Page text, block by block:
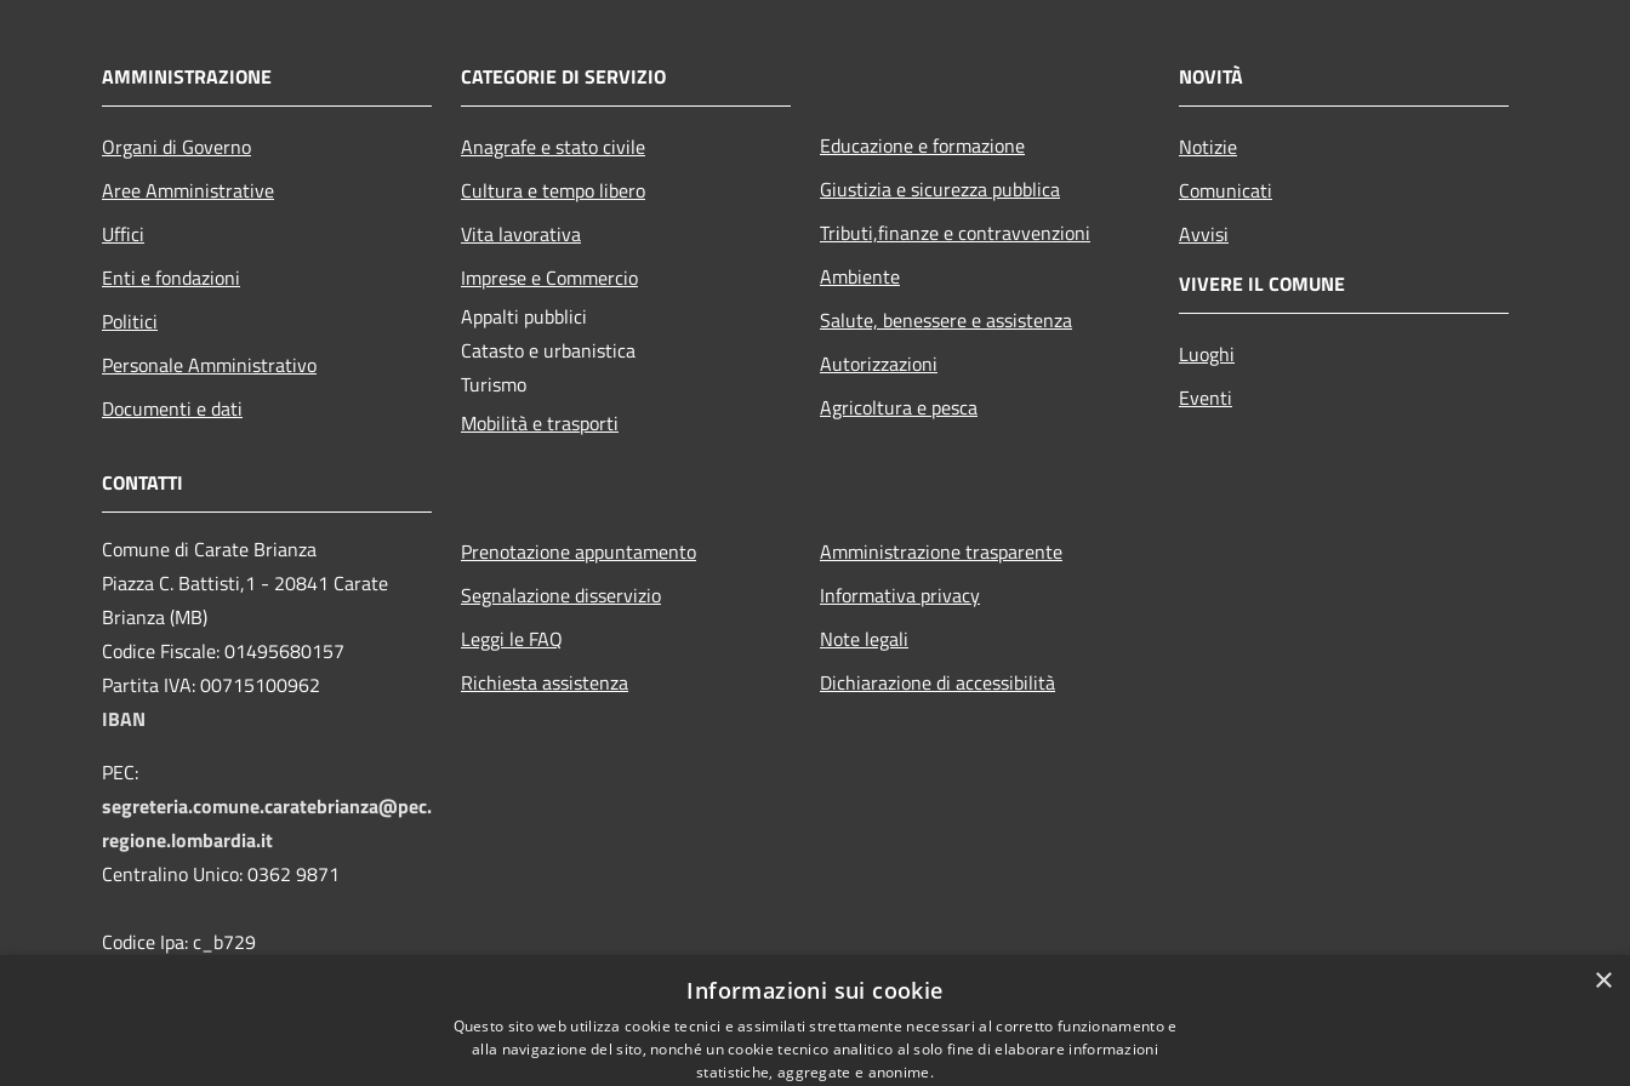
AMMINISTRAZIONE
Organi di Governo
Aree Amministrative
Uffici
Enti e fondazioni
Politici
Personale Amministrativo
Documenti e dati
CATEGORIE DI SERVIZIO
Anagrafe e stato civile
Cultura e tempo libero
Vita lavorativa
Imprese e Commercio
Appalti pubblici
Catasto e urbanistica
Turismo
Mobilità e trasporti
Educazione e formazione
Giustizia e sicurezza pubblica
Tributi,finanze e contravvenzioni
Ambiente
Salute, benessere e assistenza
Autorizzazioni
Agricoltura e pesca
NOVITÀ
Notizie
Comunicati
Avvisi
VIVERE IL COMUNE
Luoghi
Eventi
CONTATTI
Comune di Carate Brianza
Piazza C. Battisti,1 - 20841 Carate
Brianza (MB)
Codice Fiscale: 01495680157
Partita IVA: 00715100962
IBAN
PEC:
segreteria.comune.caratebrianza@pec.
regione.lombardia.it
Centralino Unico: 0362 9871
Codice Ipa: c_b729
Prenotazione appuntamento
Segnalazione disservizio
Leggi le FAQ
Richiesta assistenza
Amministrazione trasparente
Informativa privacy
Note legali
Dichiarazione di accessibilità
×
Informazioni sui cookie
Questo sito web utilizza cookie tecnici e assimilati strettamente necessari al corretto funzionamento e
alla navigazione del sito, nonché un cookie tecnico analitico al solo fine di elaborare informazioni
statistiche, aggregate e anonime.